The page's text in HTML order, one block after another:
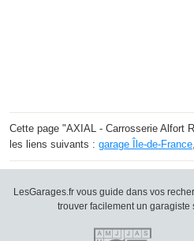
Cette page "AXIAL - Carrosserie Alfort
les liens suivants : garage Île-de-France
LesGarages.fr vous guide dans vos
trouver facilement un garagiste